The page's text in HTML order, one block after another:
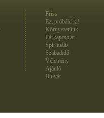
Friss
Ezt próbáld ki!
Környezetünk
Párkapcsolat
Spirituális
Szabadidő
Vélemény
Ajánló
Bulvár